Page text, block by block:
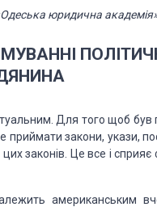
юридична
Для того щоб був
приймати закони, укази,
цихзаконів. Це все і
американським